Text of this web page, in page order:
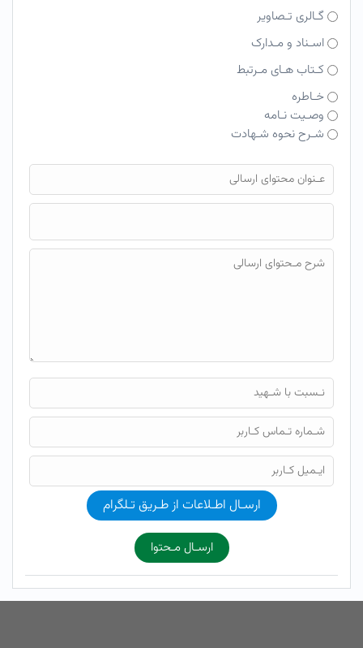
گـالری تـصاویر
اسـناد و مـدارک
کـتاب هـای مـرتبط
خـاطره
وصـیت نـامه
شـرح نحوه شـهادت
فایل محتوای ارسالی
ارسـال اطـلاعات از طـریق تـلگرام
ارسـال مـحتوا